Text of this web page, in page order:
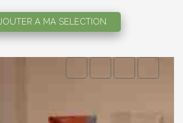
A MA SELECTION